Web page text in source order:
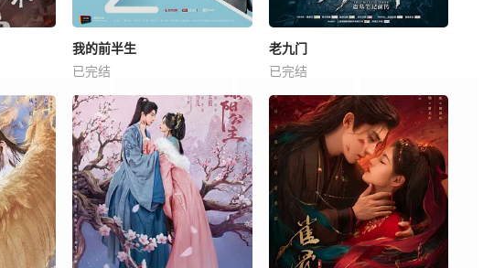
我的前半生
已完结
老九门
已完结